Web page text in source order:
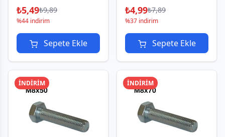
₺5,49₺9,89
%44 indirim
Sepete Ekle
₺4,99₺7,89
%37 indirim
Sepete Ekle
İNDİRİM İNDİRİM